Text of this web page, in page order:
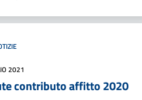
2021
contributo affitto 2020